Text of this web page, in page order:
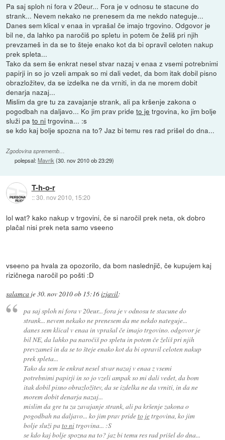
Pa saj sploh ni fora v 20eur... Fora je v odnosu te stacune do
strank... Nevem nekako ne prenesem da me nekdo nateguje...
Danes sem klical v enaa in vprašal če imajo trgovino. Odgovor je
bil ne, da lahko pa naročiš po spletu in potem če želiš pri njih
prevzameš in da se to šteje enako kot da bi opravil celoten nakup
prek spleta...
Tako da sem še enkrat nesel stvar nazaj v enaa z vsemi potrebnimi
papirji in so jo vzeli ampak so mi dali vedet, da bom itak dobil pisno
obrazložitev, da se izdelka ne da vrniti, in da ne morem dobit
denarja nazaj...
Mislim da gre tu za zavajanje strank, ali pa kršenje zakona o
pogodbah na daljavo... Ko jim prav prideto je trgovina, ko jim bolje
služi pato ni trgovina... :s
se kdo kaj bolje spozna na to? Jaz bi temu res rad prišel do dna...
Zgodovina sprememb…
polepsal:Mavrik (30. nov 2010 ob 23:29)
T-h-o-r
::30. nov 2010, 15:20
lol wat? kako nakup v trgovini, če si naročil prek neta, ok dobro
plačal nisi prek neta samo vseeno
vseeno pa hvala za opozorilo, da bom naslednjič, če kupujem kaj
rizičnega naročil po pošti :D
salamca je30. nov 2010 ob 15:16izjavil:
pa saj sploh ni fora v 20eur... fora je v odnosu te stacune do
strank... nevem nekako ne prenesem da me nekdo nateguje...
danes sem klical v enaa in vprašal če imajo trgovino. odgovor je
bil NE, da lahko pa naročiš po spletu in potem če želiš pri njih
prevzameš in da se to šteje enako kot da bi opravil celoten nakup
prek spleta...
Tako da sem še enkrat nesel stvar nazaj v enaa z vsemi
potrebnimi papirji in so jo vzeli ampak so mi dali vedet, da bom
itak dobil pisno obrazložitev, da se izdelka ne da vrniti, in da ne
morem dobit denarja nazaj...
mislim da gre tu za zavajanje strank, ali pa kršenje zakona o
pogodbah na daljavo... ko jim prav prideto jetrgovina, ko jim
bolje služi pato nitrgovina... :S
se kdo kaj bolje spozna na to? jaz bi temu res rad prišel do dna...